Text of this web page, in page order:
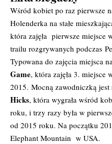
Wśród kobiet po raz pierwsze
Holenderka na stałe
która zajęła pierwsze miejsce
trailu rozgrywanych podczas
Typowana do zajęcia miejsca
Game, która zajęła 3.
2015. Mocną zawodniczką
Hicks, która wygrała wśród
roku, i trzy razy była w
od 2015 roku. Na początku
Elephant Mountain w USA.